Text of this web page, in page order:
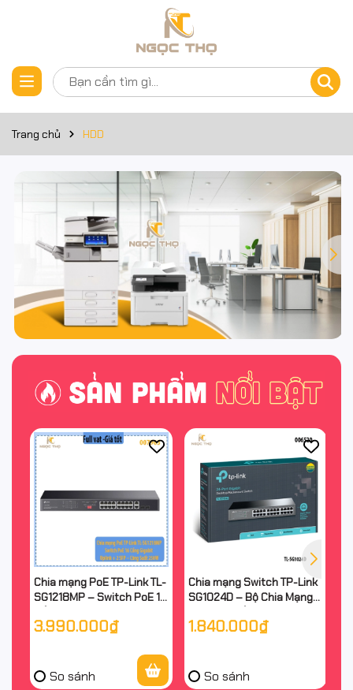
Trang chủ HDD
Chia mạng PoE TP-Link TL-
SG1218MP – Switch PoE 16
SFP – Công Suất 250W –
3.990.000₫
So sánh
Chia mạng Switch TP-Link
SG1024D – Bộ Chia Mạng
10/100/1000Mbps – Vỏ
1.840.000₫
So sánh